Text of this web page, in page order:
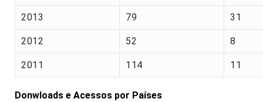
2013 79 31
2012 52 8
2011 114 11
Donwloads e Acessos por Países